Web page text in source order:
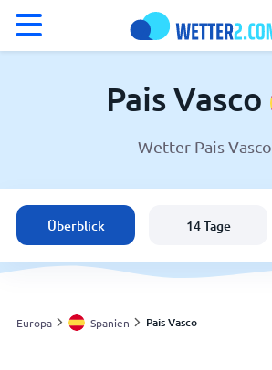
Wetter in Pais Vasco
Spanien
Schweiz
Deutschland
Pais Vasco
Wetter Pais Vasco
Überblick 14 Tage
Europa Spanien Pais Vasco